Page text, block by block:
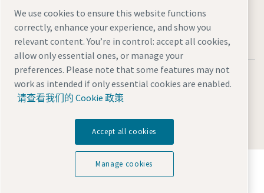
法律和隐私声明 Manage cookies 网站地图
沪ICP备15004877号-1沪公网安备 31010602005937号
© 2026 阿特拉斯·科普柯（中国）投资有限公司
探索阿特拉斯·科普柯集团如何利用科技变革未来。
访问Atlas Copco Group网站
We use cookies to ensure this website functions
correctly, enhance your experience, and show you
relevant content. You’re in control: accept all cookies,
allow only essential ones, or manage your
preferences. Please note that some features may not
work as intended if only essential cookies are enabled.
请查看我们的 Cookie 政策
Accept all cookies
Manage cookies